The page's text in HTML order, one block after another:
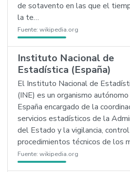
de sotavento en las que el
la te…
Fuente: wikipedia.org
Instituto Nacional de
Estadística (España)
El Instituto Nacional de
(INE) es un organismo
España encargado de la
servicios estadísticos de la
del Estado y la vigilancia,
procedimientos técnicos de los
Fuente: wikipedia.org